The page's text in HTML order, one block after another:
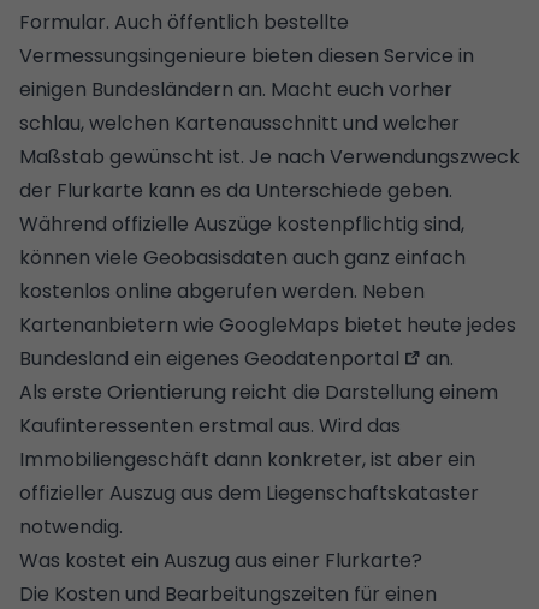
Formular. Auch öffentlich bestellte
Vermessungsingenieure bieten diesen Service in
einigen Bundesländern an. Macht euch vorher
schlau, welchen Kartenausschnitt und welcher
Maßstab gewünscht ist. Je nach Verwendungszweck
der Flurkarte kann es da Unterschiede geben.
Während offizielle Auszüge kostenpflichtig sind,
können viele Geobasisdaten auch ganz einfach
kostenlos online abgerufen werden. Neben
Kartenanbietern wie GoogleMaps bietet heute jedes
Bundesland ein eigenes Geodatenportal
an.
Als erste Orientierung reicht die Darstellung einem
Kaufinteressenten erstmal aus. Wird das
Immobiliengeschäft dann konkreter, ist aber ein
offizieller Auszug aus dem Liegenschaftskataster
notwendig.
Was kostet ein Auszug aus einer Flurkarte?
Die Kosten und Bearbeitungszeiten für einen